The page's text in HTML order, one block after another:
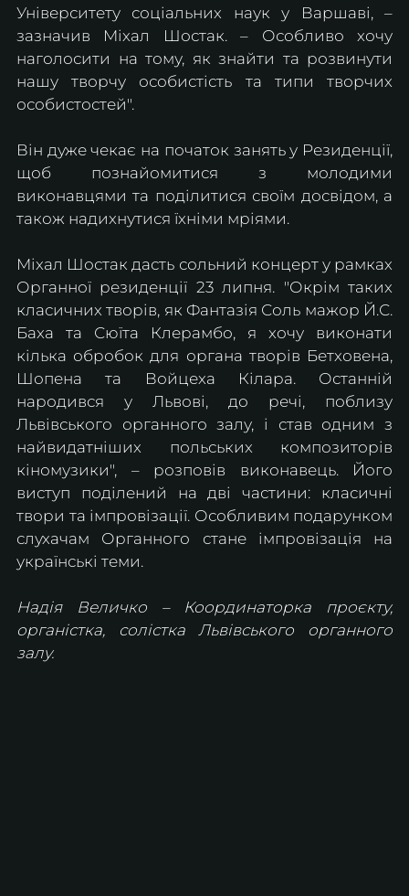
Університету соціальних наук у Варшаві, –
зазначив Міхал Шостак. – Особливо хочу
наголосити на тому, як знайти та розвинути
нашу творчу особистість та типи творчих
особистостей".
Він дуже чекає на початок занять у Резиденції,
щоб познайомитися з молодими
виконавцями та поділитися своїм досвідом, а
також надихнутися їхніми мріями.
Міхал Шостак дасть сольний концерт у рамках
Органної резиденції 23 липня. "Окрім таких
класичних творів, як Фантазія Соль мажор Й.С.
Баха та Сюїта Клерамбо, я хочу виконати
кілька обробок для органа творів Бетховена,
Шопена та Войцеха Кілара. Останній
народився у Львові, до речі, поблизу
Львівського органного залу, і став одним з
найвидатніших польських композиторів
кіномузики", – розповів виконавець. Його
виступ поділений на дві частини: класичні
твори та імпровізації. Особливим подарунком
слухачам Органного стане імпровізація на
українські теми.
Надія Величко – Координаторка проєкту,
органістка, солістка Львівського органного
залу.